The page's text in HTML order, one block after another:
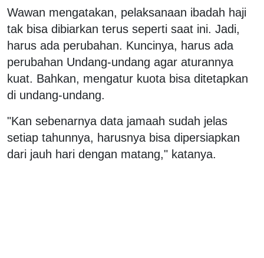
Wawan mengatakan, pelaksanaan ibadah haji
tak bisa dibiarkan terus seperti saat ini. Jadi,
harus ada perubahan. Kuncinya, harus ada
perubahan Undang-undang agar aturannya
kuat. Bahkan, mengatur kuota bisa ditetapkan
di undang-undang.
"Kan sebenarnya data jamaah sudah jelas
setiap tahunnya, harusnya bisa dipersiapkan
dari jauh hari dengan matang," katanya.